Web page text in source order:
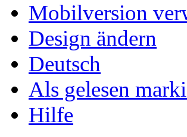
Mobilversion
Design ändern
Deutsch
Als gelesen
Hilfe